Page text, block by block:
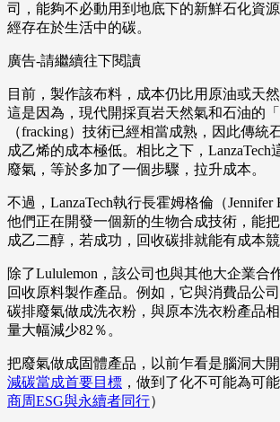
司，能夠不必動用到地底下的新鮮石化資
經存在於生活中的碳。
廣告-請繼續往下閱讀
目前，製作該布料，成本仍比用原油或天
這是因為，現代開採頁岩天然氣和石油的「
（fracking）技術已經相當成熟，因此傳統
成乙烯的成本極低。相比之下，LanzaTech
廢氣，等於多加了一個步驟，拉升成本。
不過，LanzaTech執行長霍姆格倫（Jennifer
他們正在開發一個新的生物合成技術，能
成乙二醇，若成功，回收碳排就能有成本競
除了Lululemon，該公司也與其他大企業合
回收原料製作產品。例如，它與消費品公司
碳排廢氣做成洗衣粉，與原本洗衣粉產品
量大幅減少82％。
把廢氣做成固體產品，以前乍看是腦洞大開
減碳當成首要目標 ，做到了化不可能為可
商周ESG與永續者同行）